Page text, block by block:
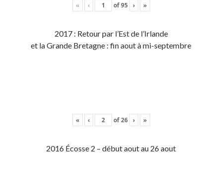
« ‹ of95 › »
2017 : Retour par l’Est de l’Irlande
et la Grande Bretagne : fin aout à mi-septembre
« ‹ of26 › »
2016 Écosse 2 – début aout au 26 aout